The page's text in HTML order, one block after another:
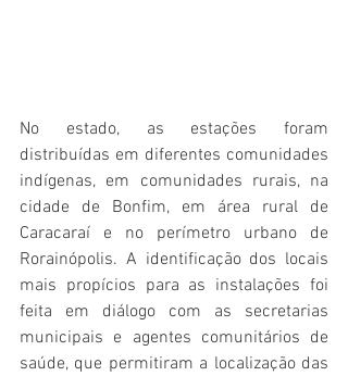
No estado, as estações foram
distribuídas em diferentes comunidades
indígenas, em comunidades rurais, na
cidade de Bonfim, em área rural de
Caracaraí e no perímetro urbano de
Rorainópolis. A identificação dos locais
mais propícios para as instalações foi
feita em diálogo com as secretarias
municipais e agentes comunitários de
saúde, que permitiram a localização das